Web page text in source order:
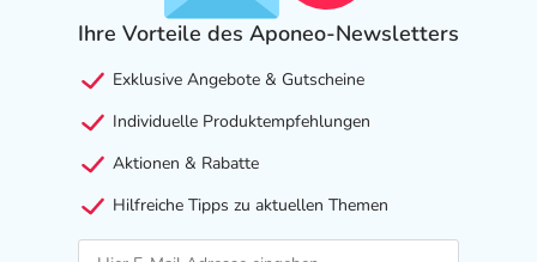
Ihre Vorteile des Aponeo-Newsletters
Exklusive Angebote & Gutscheine
Individuelle Produktempfehlungen
Aktionen & Rabatte
Hilfreiche Tipps zu aktuellen Themen